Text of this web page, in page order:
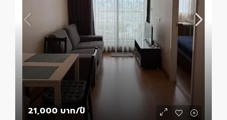
21,000 บาท/ปี